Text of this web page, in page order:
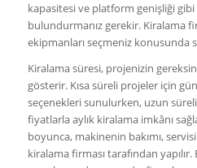
kapasitesi ve platform genişliği
bulundurmanız gerekir. Kiralama
ekipmanları seçmeniz konusunda
Kiralama süresi, projenizin
gösterir. Kısa süreli projeler için
seçenekleri sunulurken, uzun
fiyatlarla aylık kiralama imkânı
boyunca, makinenin bakımı,
kiralama firması tarafından